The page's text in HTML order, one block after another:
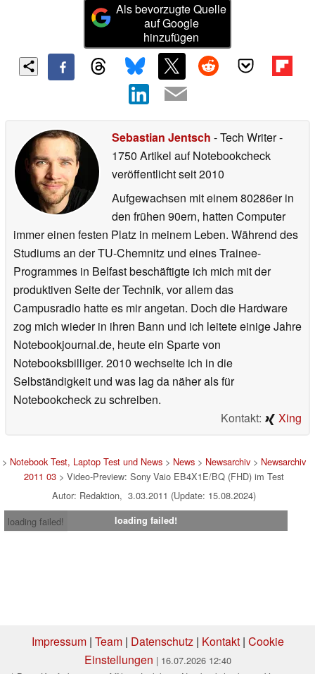
Als bevorzugte Quelle
auf Google
hinzufügen
Sebastian Jentsch - Tech Writer-
1750 Artikel auf Notebookcheck
veröffentlichtseit 2010
Aufgewachsen mit einem 80286er in
den frühen 90ern, hatten Computer
immer einen festen Platz in meinem Leben. Während des
Studiums an der TU-Chemnitz und eines Trainee-
Programmes in Belfast beschäftigte ich mich mit der
produktiven Seite der Technik, vor allem das
Campusradio hatte es mir angetan. Doch die Hardware
zog mich wieder in ihren Bann und ich leitete einige Jahre
Notebookjournal.de, heute ein Sparte von
Notebooksbilliger. 2010 wechselte ich in die
Selbständigkeit und was lag da näher als für
Notebookcheck zu schreiben.
Kontakt:
Xing
> Notebook Test, Laptop Test und News > News > Newsarchiv > Newsarchiv
2011 03 > Video-Preview: Sony Vaio EB4X1E/BQ (FHD) im Test
Autor: Redaktion, 3.03.2011 (Update: 15.08.2024)
loading failed!
loading failed!
Impressum| Team| Datenschutz| Kontakt| Cookie
Einstellungen | 16.07.2026 12:40